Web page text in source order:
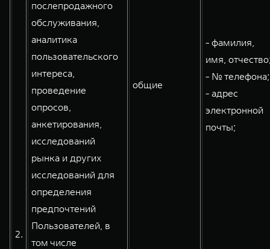
2.
послепродажного
обслуживания,
аналитика
пользовательского
интереса,
проведение
опросов,
анкетирования,
исследований
рынка и других
исследований для
определения
предпочтений
Пользователей, в
том числе
общие
- фамилия,
имя,
- № телефона;
- адрес
электронной
почты;